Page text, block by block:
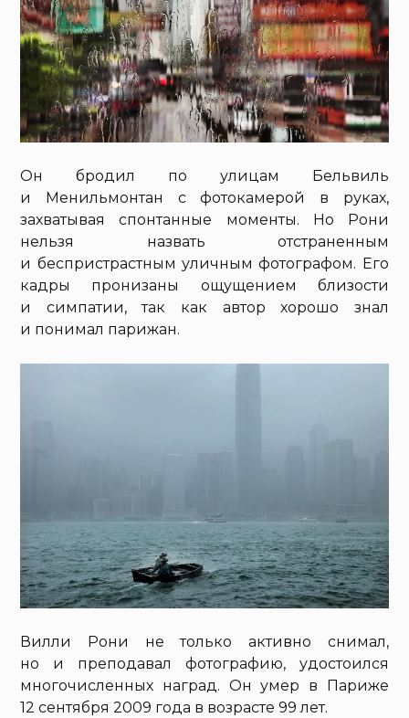
Он бродил по улицам Бельвиль
и Менильмонтан с фотокамерой в руках,
захватывая спонтанные моменты. Но Рони
нельзя назвать отстраненным
и беспристрастным уличным фотографом. Его
кадры пронизаны ощущением близости
и симпатии, так как автор хорошо знал
и понимал парижан.
Вилли Рони не только активно снимал,
но и преподавал фотографию, удостоился
многочисленных наград. Он умер в Париже
12 сентября 2009 года в возрасте 99 лет.